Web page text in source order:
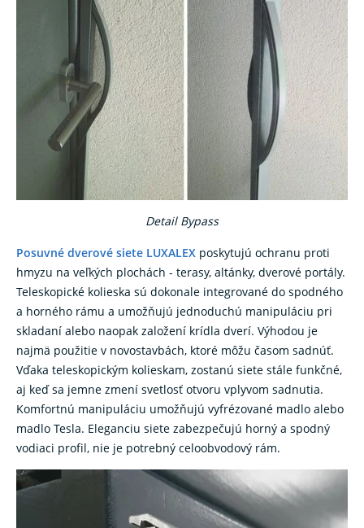
Detail Bypass
Posuvné dverové siete LUXALEX poskytujú ochranu proti
hmyzu na veľkých plochách - terasy, altánky, dverové portály.
Teleskopické kolieska sú dokonale integrované do spodného
a horného rámu a umožňujú jednoduchú manipuláciu pri
skladaní alebo naopak založení krídla dverí. Výhodou je
najmä použitie v novostavbách, ktoré môžu časom sadnúť.
Vďaka teleskopickým kolieskam, zostanú siete stále funkčné,
aj keď sa jemne zmení svetlosť otvoru vplyvom sadnutia.
Komfortnú manipuláciu umožňujú vyfrézované madlo alebo
madlo Tesla. Eleganciu siete zabezpečujú horný a spodný
vodiaci profil, nie je potrebný celoobvodový rám.